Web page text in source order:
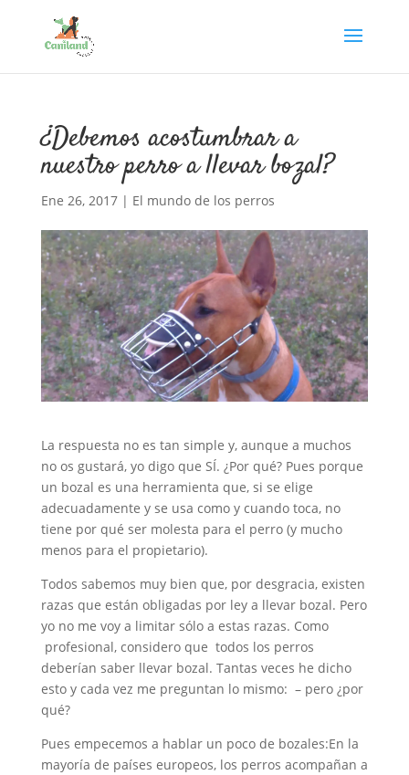
¿Debemos acostumbrar a
nuestro perro a llevar bozal?
Ene 26, 2017| El mundo de los perros
La respuesta no es tan simple y, aunque a muchos
no os gustará, yo digo que SÍ. ¿Por qué? Pues porque
un bozal es una herramienta que, si se elige
adecuadamente y se usa como y cuando toca, no
tiene por qué ser molesta para el perro (y mucho
menos para el propietario).
Todos sabemos muy bien que, por desgracia, existen
razas que están obligadas por ley a llevar bozal. Pero
yo no me voy a limitar sólo a estas razas. Como
profesional, considero que todos los perros
deberían saber llevar bozal. Tantas veces he dicho
esto y cada vez me preguntan lo mismo: – pero ¿por
qué?
Pues empecemos a hablar un poco de bozales:En la
mayoría de países europeos, los perros acompañan a